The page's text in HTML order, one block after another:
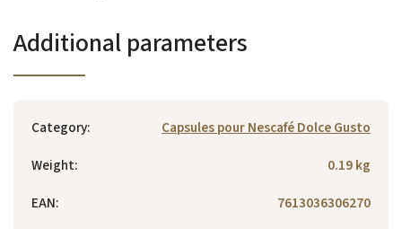
Additional parameters
Category:
Capsules pour Nescafé Dolce Gusto
Weight:
0.19 kg
EAN: 7613036306270